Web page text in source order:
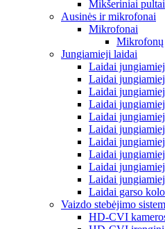
Mikšeriniai pultai
Ausinės ir mikrofonai
Mikrofonai
Mikrofonų
Jungiamieji laidai
Laidai
Laidai
Laidai
Laidai
Laidai
Laidai
Laidai
Laidai
Laidai
Laidai
Laidai garso
Vaizdo stebėjimo
HD-CVI